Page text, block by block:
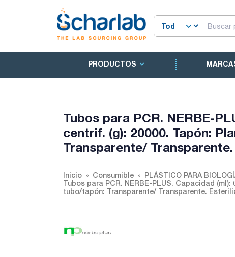
PRODUCTOS
Tubos para PCR. NERBE-
centrif. (g): 20000. Tapón:
Transparente/
Inicio Consumible PLÁSTICO PARA
Tubos para PCR. NERBE-PLUS. Capacidad
tubo/tapón: Transparente/ Transparente.